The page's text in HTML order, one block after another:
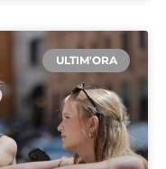
ULTIM'ORA